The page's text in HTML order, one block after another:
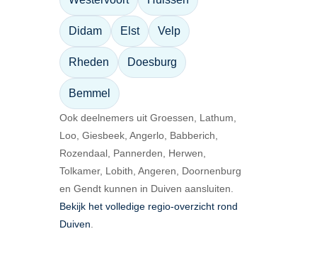
Didam Elst Velp
Rheden Doesburg
Bemmel
Ook deelnemers uit Groessen, Lathum,
Loo, Giesbeek, Angerlo, Babberich,
Rozendaal, Pannerden, Herwen,
Tolkamer, Lobith, Angeren, Doornenburg
en Gendt kunnen in Duiven aansluiten.
Bekijk het volledige regio-overzicht rond
Duiven